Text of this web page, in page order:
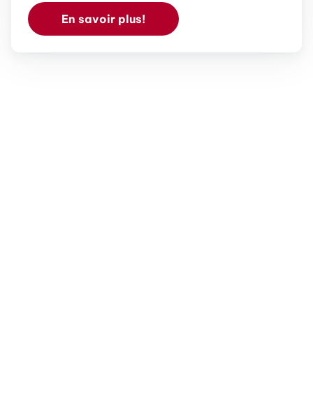
En savoir plus!